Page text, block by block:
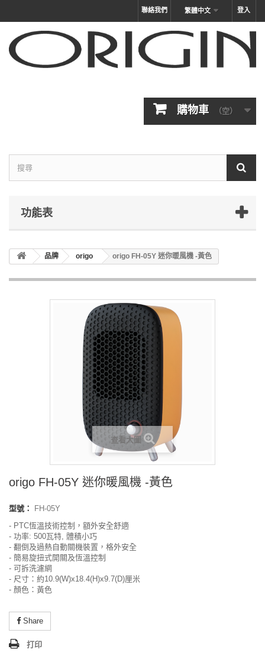
登入
繁體中文
聯絡我們
購物車 （空）
功能表
品牌 origo origo FH-05Y 迷你暖風機 -黃色
查看大圖
origo FH-05Y 迷你暖風機 -黃色
型號：
FH-05Y
- PTC恆溫技術控制，額外安全舒適
- 功率: 500瓦特, 體積小巧
- 翻倒及過熱自動關機裝置，格外安全
- 簡易旋扭式開關及恆溫控制
- 可拆洗濾網
- 尺寸：約10.9(W)x18.4(H)x9.7(D)厘米
- 顏色：黃色
Share
打印